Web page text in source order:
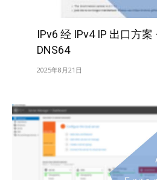
IPv6 经 IPv4 IP 出口方案
DNS64
2025年8月21日